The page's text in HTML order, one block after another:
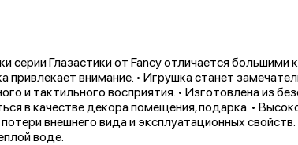
серии Глазастики от Fancy отличается большими
привлекает внимание. • Игрушка станет
и тактильного восприятия. • Изготовлена из
в качестве декора помещения, подарка. •
внешнего вида и эксплуатационных
воде.